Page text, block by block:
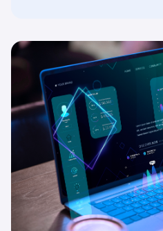
competitividade do
mercado cada vez
empresas estão
aplicativos móveis
oferecem vantagens
aumentar a
melhorar o